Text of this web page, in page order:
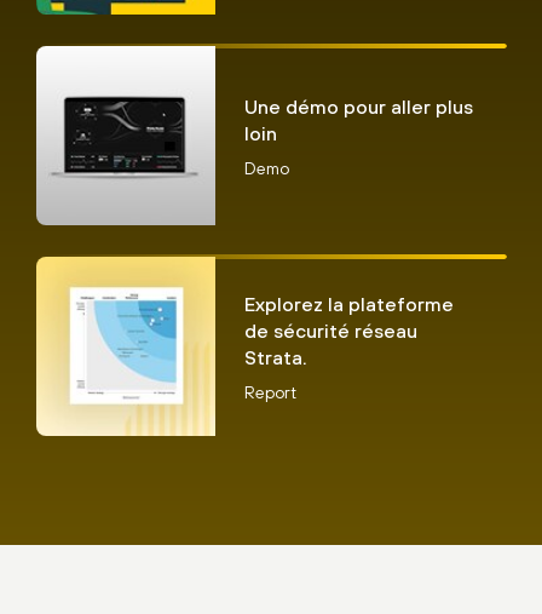
Une démo pour aller plus
loin
Demo
Explorez la plateforme
de sécurité réseau
Strata.
Report